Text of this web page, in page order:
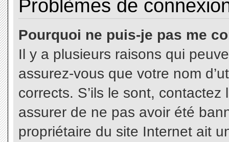
Problèmes de
Pourquoi ne puis-je pas me
Il y a plusieurs raisons qui
assurez-vous que votre nom
corrects. S’ils le sont,
assurer de ne pas avoir été
propriétaire du site Internet ait